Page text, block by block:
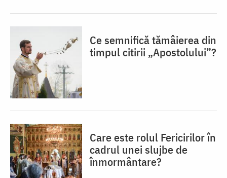
Ce semnifică tămâierea din
timpul citirii „Apostolului”?
Care este rolul Fericirilor în
cadrul unei slujbe de
înmormântare?